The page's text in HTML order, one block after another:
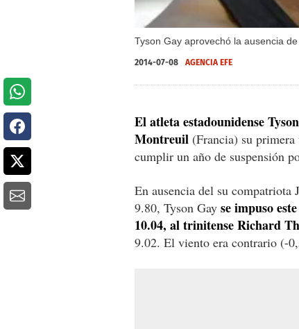
Tyson Gay aprovechó la ausencia
2014-07-08 AGENCIA EFE
El atleta estadounidense
Montreuil (Francia) su primera
cumplir un año de suspensión
En ausencia del su
9.80, Tyson Gay se impuso
10.04, al trinitense Richard
9.02. El viento era contrario (-